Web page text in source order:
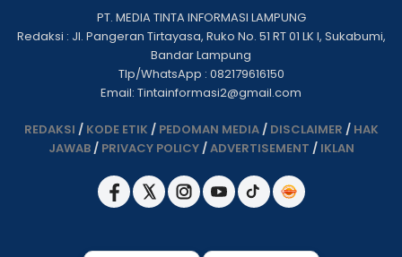
PT. MEDIA TINTA INFORMASI LAMPUNG
Redaksi : Jl. Pangeran Tirtayasa, Ruko No. 51 RT 01 LK I, Sukabumi,
Bandar Lampung
Tlp/WhatsApp : 082179616150
Email: Tintainformasi2@gmail.com
REDAKSI / KODE ETIK / PEDOMAN MEDIA/ DISCLAIMER / HAK
JAWAB/ PRIVACY POLICY/ADVERTISEMENT / IKLAN